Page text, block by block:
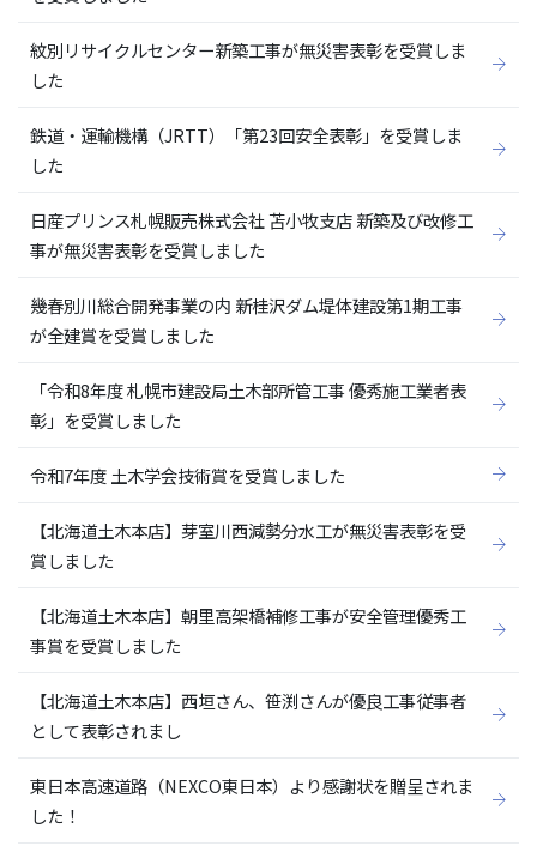
紋別リサイクルセンター新築工事が無災害表彰を受賞しま
した
鉄道・運輸機構（JRTT）「第23回安全表彰」を受賞しま
した
日産プリンス札幌販売株式会社 苫小牧支店 新築及び改修工
事が無災害表彰を受賞しました
幾春別川総合開発事業の内 新桂沢ダム堤体建設第1期工事
が全建賞を受賞しました
「令和8年度 札幌市建設局土木部所管工事 優秀施工業者表
彰」を受賞しました
令和7年度 土木学会技術賞を受賞しました
【北海道土木本店】芽室川西減勢分水工が無災害表彰を受
賞しました
【北海道土木本店】朝里高架橋補修工事が安全管理優秀工
事賞を受賞しました
【北海道土木本店】西垣さん、笹渕さんが優良工事従事者
として表彰されまし
東日本高速道路（NEXCO東日本）より感謝状を贈呈されま
した！